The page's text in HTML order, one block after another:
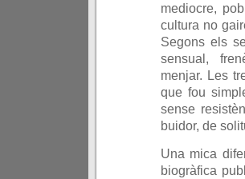
mediocre,
cultura no
Segons els
sensual,
menjar. Les
que fou
sense
buidor, de
Una mica
biogràfica